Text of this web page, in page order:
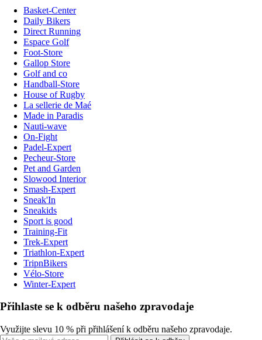
Basket-Center
Daily Bikers
Direct Running
Espace Golf
Foot-Store
Gallop Store
Golf and co
Handball-Store
House of Rugby
La sellerie de Maé
Made in Paradis
Nauti-wave
On-Fight
Padel-Expert
Pecheur-Store
Pet and Garden
Slowood Interior
Smash-Expert
Sneak'In
Sneakids
Sport is good
Training-Fit
Trek-Expert
Triathlon-Expert
TripnBikers
Vélo-Store
Winter-Expert
Přihlaste se k odběru našeho zpravodaje
Využijte slevu 10 % při přihlášení k odběru našeho zpravodaje.